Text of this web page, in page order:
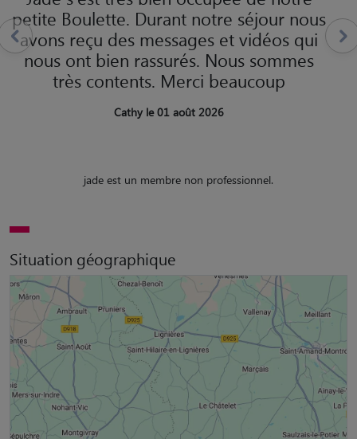
petite Boulette. Durant notre séjour nous
avons reçu des messages et vidéos qui
nous ont bien rassurés. Nous sommes
très contents. Merci beaucoup
Cathy le 01 août 2026
jade est un membre non professionnel.
Situation géographique